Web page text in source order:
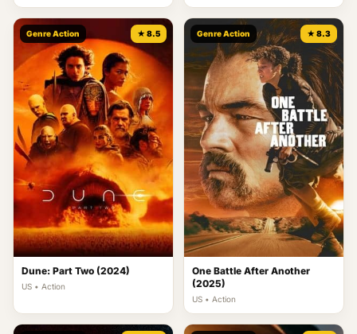
Genre Action ★ 8.5
Dune: Part Two (2024)
US • Action
Genre Action ★ 8.3
One Battle After Another
(2025)
US • Action